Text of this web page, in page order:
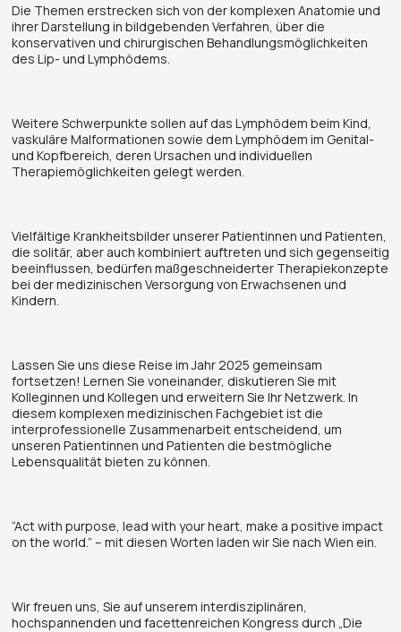
Die Themen erstrecken sich von der komplexen Anatomie und
ihrer Darstellung in bildgebenden Verfahren, über die
konservativen und chirurgischen Behandlungsmöglichkeiten
des Lip- und Lymphödems.
Weitere Schwerpunkte sollen auf das Lymphödem beim Kind,
vaskuläre Malformationen sowie dem Lymphödem im Genital-
und Kopfbereich, deren Ursachen und individuellen
Therapiemöglichkeiten gelegt werden.
Vielfältige Krankheitsbilder unserer Patientinnen und Patienten,
die solitär, aber auch kombiniert auftreten und sich gegenseitig
beeinflussen, bedürfen maßgeschneiderter Therapiekonzepte
bei der medizinischen Versorgung von Erwachsenen und
Kindern.
Lassen Sie uns diese Reise im Jahr 2025 gemeinsam
fortsetzen! Lernen Sie voneinander, diskutieren Sie mit
Kolleginnen und Kollegen und erweitern Sie Ihr Netzwerk. In
diesem komplexen medizinischen Fachgebiet ist die
interprofessionelle Zusammenarbeit entscheidend, um
unseren Patientinnen und Patienten die bestmögliche
Lebensqualität bieten zu können.
“Act with purpose, lead with your heart, make a positive impact
on the world.” – mit diesen Worten laden wir Sie nach Wien ein.
Wir freuen uns, Sie auf unserem interdisziplinären,
hochspannenden und facettenreichen Kongress durch „Die